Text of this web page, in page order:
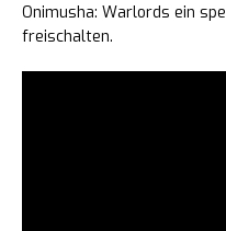
Onimusha: Warlords ein
freischalten.